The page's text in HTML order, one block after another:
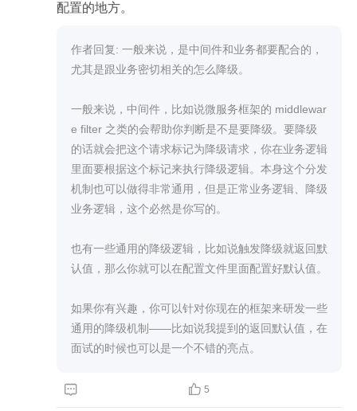
配置的地方。
作者回复: 一般来说，是中间件和业务都要配合的，
尤其是跟业务密切相关的怎么降级。
一般来说，中间件，比如说微服务框架的 middlewar
e filter 之类的会帮助你判断是不是要降级。要降级
的话就会把这个请求标记为降级请求，你在业务逻辑
里面要根据这个标记来执行降级逻辑。本身这个分发
机制也可以做得非常通用，但是正常业务逻辑、降级
业务逻辑，这个必然是你写的。
也有一些通用的降级逻辑，比如说触发降级就返回默
认值，那么你就可以在配置文件里面配置好默认值。
如果你有兴趣，你可以针对你现在的框架来研发一些
通用的降级机制——比如说我提到的返回默认值，在
面试的时候也可以是一个不错的亮点。
  5